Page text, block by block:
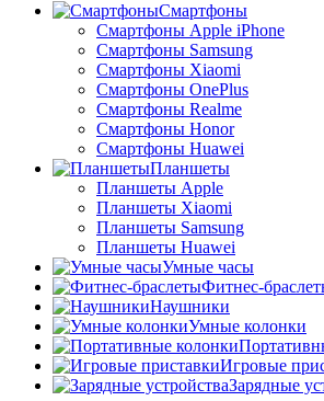
Смартфоны
Смартфоны Apple iPhone
Смартфоны Samsung
Смартфоны Xiaomi
Смартфоны OnePlus
Смартфоны Realme
Смартфоны Honor
Смартфоны Huawei
Планшеты
Планшеты Apple
Планшеты Xiaomi
Планшеты Samsung
Планшеты Huawei
Умные часы
Фитнес-
Наушники
Умные колонки
Игровые
Зарядные